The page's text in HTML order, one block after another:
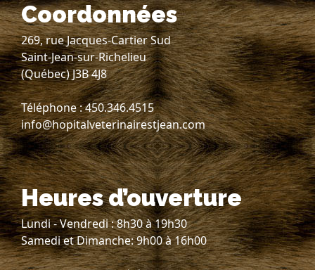
Coordonnées
269, rue Jacques-Cartier Sud
Saint-Jean-sur-Richelieu
(Québec) J3B 4J8
Téléphone : 450.346.4515
info@hopitalveterinairestjean.com
Heures d’ouverture
Lundi - Vendredi : 8h30 à 19h30
Samedi et Dimanche: 9h00 à 16h00